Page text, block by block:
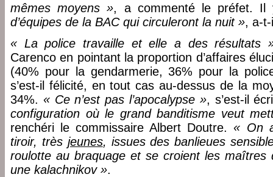
mêmes moyens », a commenté le préfet. Il
d’équipes de la BAC qui circuleront la nuit », a-
« La police travaille et elle a des résultats
Carenco en pointant la proportion d’affaires
(40% pour la gendarmerie, 36% pour la
s’est-il félicité, en tout cas au-dessus de la
34%. « Ce n’est pas l’apocalypse », s’est-il
configuration où le grand banditisme veut
renchéri le commissaire Albert Doutre.« On
tiroir, très jeunes, issues des banlieues
roulotte au braquage et se croient les maîtres
une kalachnikov ».